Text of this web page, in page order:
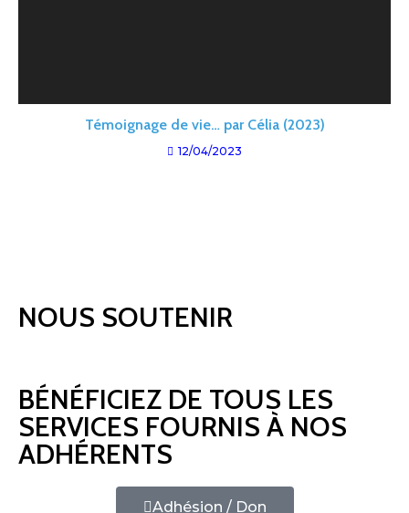
Témoignage de vie… par Célia (2023)
12/04/2023
NOUS SOUTENIR
BÉNÉFICIEZ DE TOUS LES
SERVICES FOURNIS À NOS
ADHÉRENTS
Adhésion / Don